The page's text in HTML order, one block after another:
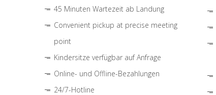
45 Minuten Wartezeit ab Landung
Convenient pickup at precise meeting
point
Kindersitze verfügbar auf Anfrage
Online- und Offline-Bezahlungen
24/7-Hotline